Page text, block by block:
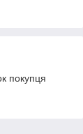
покупця